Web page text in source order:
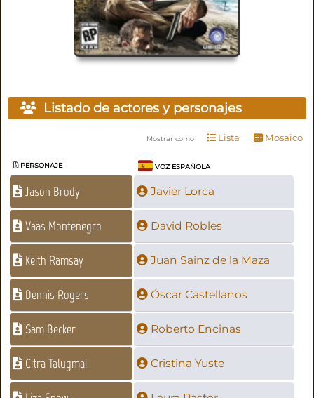
Listado de actores y personajes
Mostrar como Lista Mosaico
PERSONAJE VOZ ESPAÑOLA
Jason Brody Javier Lorca
Vaas Montenegro David Robles
Keith Ramsay Juan Sainz de la Maza
Dennis Rogers Óscar Castellanos
Sam Becker Roberto Encinas
Citra Talugmai Cristina Yuste